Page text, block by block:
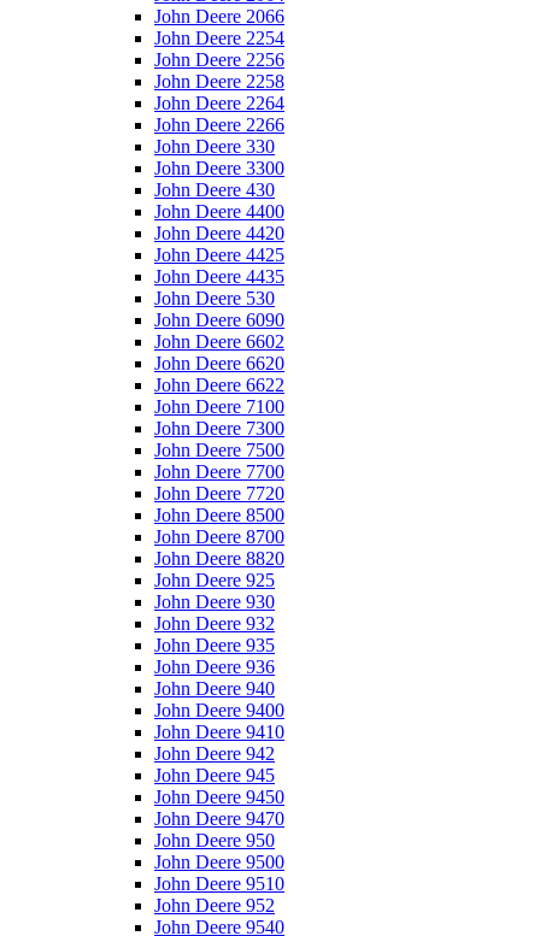
John Deere 2066
John Deere 2254
John Deere 2256
John Deere 2258
John Deere 2264
John Deere 2266
John Deere 330
John Deere 3300
John Deere 430
John Deere 4400
John Deere 4420
John Deere 4425
John Deere 4435
John Deere 530
John Deere 6090
John Deere 6602
John Deere 6620
John Deere 6622
John Deere 7100
John Deere 7300
John Deere 7500
John Deere 7700
John Deere 7720
John Deere 8500
John Deere 8700
John Deere 8820
John Deere 925
John Deere 930
John Deere 932
John Deere 935
John Deere 936
John Deere 940
John Deere 9400
John Deere 9410
John Deere 942
John Deere 945
John Deere 9450
John Deere 9470
John Deere 950
John Deere 9500
John Deere 9510
John Deere 952
John Deere 9540